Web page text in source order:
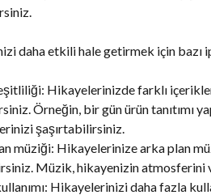
daha etkili hale getirmek için bazı
Hikayelerinizde farklı
Örneğin, bir gün ürün tanıtımı
şaşırtabilirsiniz.
müziği: Hikayelerinize arka plan
Müzik, hikayenizin atmosferini
Hikayelerinizi daha fazla